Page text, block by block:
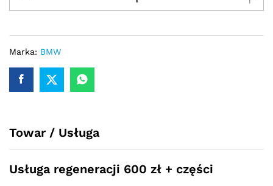
turbina
1
F20/F21
118d/118dX
143/150
quantity
Marka: BMW
Towar / Usługa
Usługa regeneracji 600 zł + części